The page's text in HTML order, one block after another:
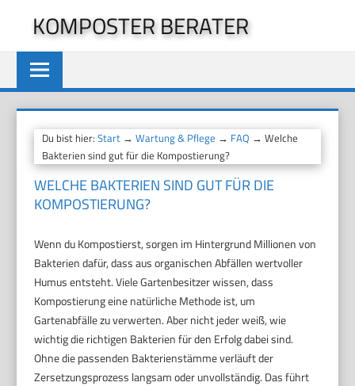
springen
KOMPOSTER BERATER
Du bist hier:Start →Wartung & Pflege → FAQ → Welche
Bakterien sind gut für die Kompostierung?
WELCHE BAKTERIEN SIND GUT FÜR DIE
KOMPOSTIERUNG?
Wenn du Kompostierst, sorgen im Hintergrund Millionen von
Bakterien dafür, dass aus organischen Abfällen wertvoller
Humus entsteht. Viele Gartenbesitzer wissen, dass
Kompostierung eine natürliche Methode ist, um
Gartenabfälle zu verwerten. Aber nicht jeder weiß, wie
wichtig die richtigen Bakterien für den Erfolg dabei sind.
Ohne die passenden Bakterienstämme verläuft der
Zersetzungsprozess langsam oder unvollständig. Das führt